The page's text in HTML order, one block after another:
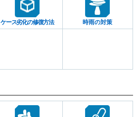
ケース劣化の修復方法 時雨の対策